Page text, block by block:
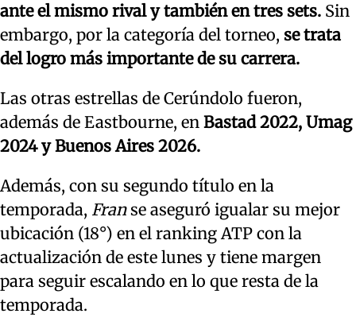
ante el mismo rival y también en tres sets. Sin
embargo, por la categoría del torneo, se trata
del logro más importante de su carrera.
Las otras estrellas de Cerúndolo fueron,
además de Eastbourne, en Bastad 2022, Umag
2024 y Buenos Aires 2026.
Además, con su segundo título en la
temporada, Franse aseguró igualar su mejor
ubicación (18°) en el ranking ATP con la
actualización de este lunes y tiene margen
para seguir escalando en lo que resta de la
temporada.